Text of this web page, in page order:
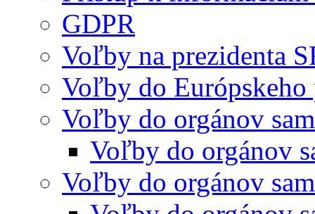
GDPR
Voľby na prezidenta
Voľby do Európskeho
Voľby do orgánov
Voľby do orgánov
Voľby do orgánov